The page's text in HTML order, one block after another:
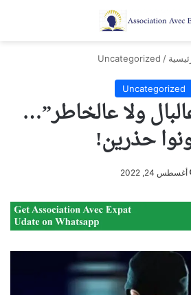
/
Uncategorized
Uncategorized
ولا عالخاطر”…
حذرين!
أغسطس 24, 2022